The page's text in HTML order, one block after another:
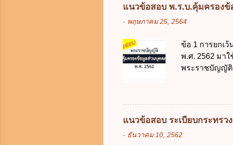
มารดา 2.2 บิ
ประมวลกฎหม
ของการเปิดเรี
ภายใน 7 วัน นั
แนวข้อสอบ พ.ร.บ.คุ้มครอง
- พฤษภาคม 25, 2564
ข้อ 1 การยกเ
พ.ศ. 2562 มา
พระราชบัญญัติ
ในบังคับพระ
แห่ง ข. กิจการ
ข้อ 3 โดยหลัก
ง. 29 พฤษภาค
แนวข้อสอบ ระเบียบกระทรว
- ธันวาคม 10, 2562